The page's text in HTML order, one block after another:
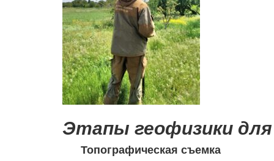
Этапы геофизики
Топографическая съемка